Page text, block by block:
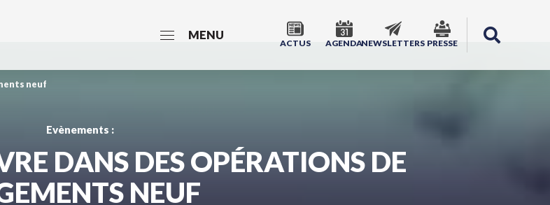
MENU
ACTUS AGENDANEWSLETTERS PRESSE
neuf
Evènements :
DANS DES OPÉRATIONS DE
NEUF